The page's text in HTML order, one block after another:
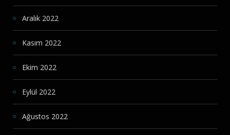
Aralık 2022
Kasım 2022
Ekim 2022
Eylül 2022
Ağustos 2022